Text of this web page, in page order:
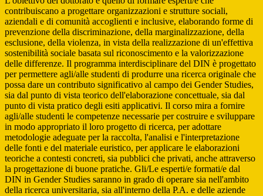
contribuiscano a progettare organizzazioni e strutture sociali,
aziendali e di comunità accoglienti e inclusive, elaborando forme di
prevenzione della discriminazione, della marginalizzazione, della
esclusione, della violenza, in vista della realizzazione di un'effettiva
sostenibilità sociale basata sul riconoscimento e la valorizzazione
delle differenze. Il programma interdisciplinare del DIN è progettato
per permettere agli/alle studenti di produrre una ricerca originale che
possa dare un contributo significativo al campo dei Gender Studies,
sia dal punto di vista teorico dell'elaborazione concettuale, sia dal
punto di vista pratico degli esiti applicativi. Il corso mira a fornire
agli/alle studenti le competenze necessarie per costruire e sviluppare
in modo appropriato il loro progetto di ricerca, per adottare
metodologie adeguate per la raccolta, l'analisi e l'interpretazione
delle fonti e del materiale euristico, per applicare le elaborazioni
teoriche a contesti concreti, sia pubblici che privati, anche attraverso
la progettazione di buone pratiche. Gli/Le esperti/e formati/e dal
DIN in Gender Studies saranno in grado di operare sia nell'ambito
della ricerca universitaria, sia all'interno della P.A. e delle aziende